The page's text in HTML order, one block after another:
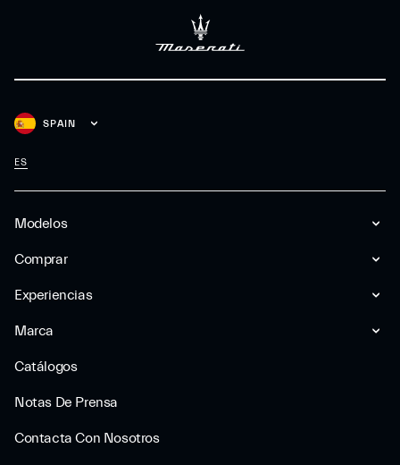
Modelos
Comprar
Experiencias
Marca
Catálogos
Notas De Prensa
Contacta Con Nosotros
SPAIN
ES